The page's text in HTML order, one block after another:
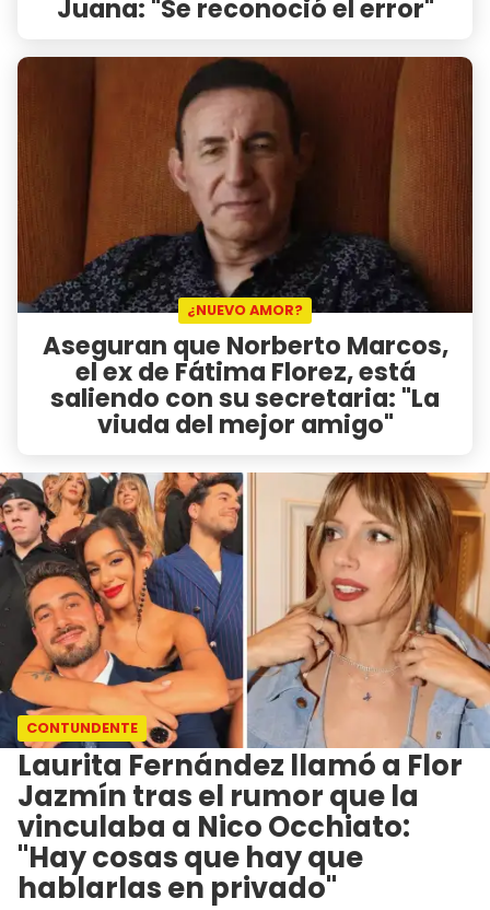
Juana: "Se reconoció el error"
¿NUEVO AMOR?
Aseguran que Norberto Marcos,
el ex de Fátima Florez, está
saliendo con su secretaria: "La
viuda del mejor amigo"
CONTUNDENTE
Laurita Fernández llamó a Flor
Jazmín tras el rumor que la
vinculaba a Nico Occhiato:
"Hay cosas que hay que
hablarlas en privado"